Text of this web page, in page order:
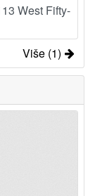
West Fifty-
Više (1)